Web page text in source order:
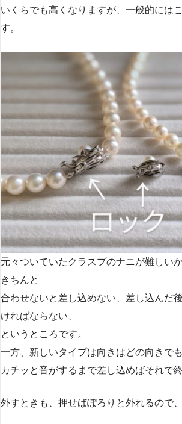
いくらでも高くなりますが、一般的には
す。
元々ついていたクラスプのナニが難しい
きちんと
合わせないと差し込めない、差し込んだ
ければならない、
というところです。
一方、新しいタイプは向きはどの向きで
カチッと音がするまで差し込めばそれで
外すときも、押せばぽろりと外れるので、